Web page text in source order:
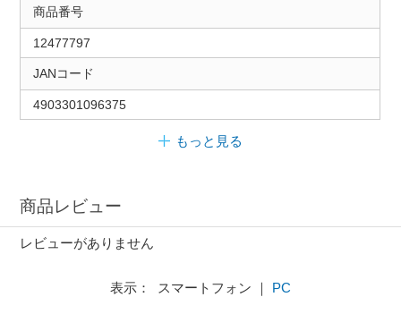
商品番号
12477797
JANコード
4903301096375
もっと見る
商品レビュー
レビューがありません
表示： スマートフォン ｜ PC